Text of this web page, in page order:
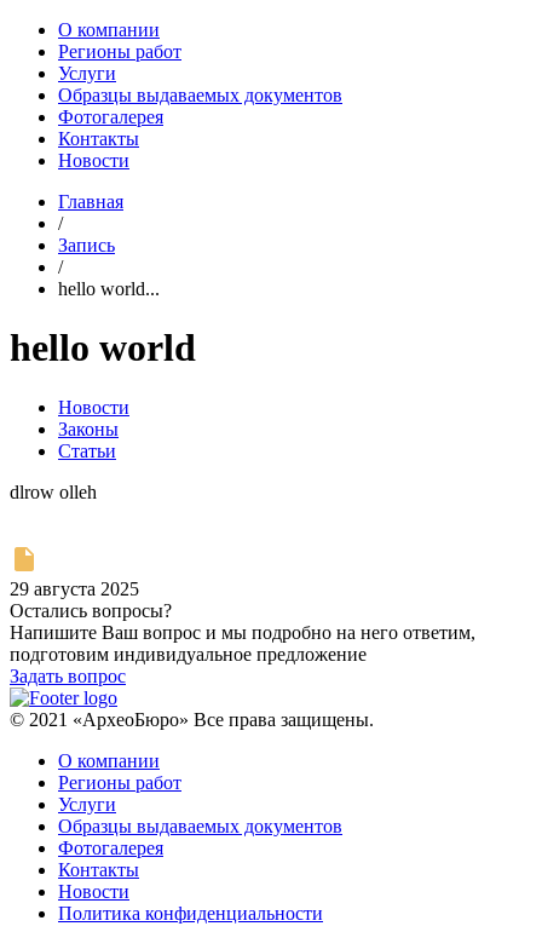
О компании
Регионы работ
Услуги
Образцы выдаваемых документов
Фотогалерея
Контакты
Новости
Главная
/
Запись
/
hello world...
hello world
Новости
Законы
Статьи
dlrow olleh
29 августа 2025
Остались вопросы?
Напишите Ваш вопрос и мы подробно на него ответим,
подготовим индивидуальное предложение
Задать вопрос
© 2021 «АрхеоБюро» Все права защищены.
О компании
Регионы работ
Услуги
Образцы выдаваемых документов
Фотогалерея
Контакты
Новости
Политика конфиденциальности